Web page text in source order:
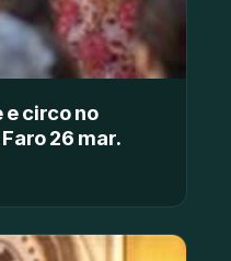
circo no
26 mar.